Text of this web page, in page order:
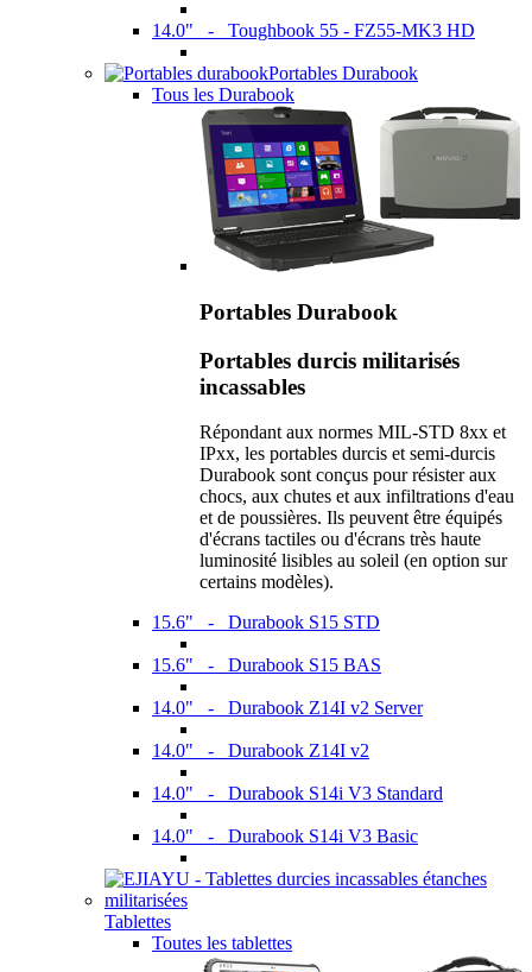
14.0" - Toughbook 55 - FZ55-MK3 HD
Portables Durabook
Tous les Durabook
Portables Durabook
Portables durcis militarisés
incassables
Répondant aux normes MIL-STD 8xx et
IPxx, les portables durcis et semi-durcis
Durabook sont conçus pour résister aux
chocs, aux chutes et aux infiltrations d'eau
et de poussières. Ils peuvent être équipés
d'écrans tactiles ou d'écrans très haute
luminosité lisibles au soleil (en option sur
certains modèles).
15.6" - Durabook S15 STD
15.6" - Durabook S15 BAS
14.0" - Durabook Z14I v2 Server
14.0" - Durabook Z14I v2
14.0" - Durabook S14i V3 Standard
14.0" - Durabook S14i V3 Basic
Tablettes
Toutes les tablettes